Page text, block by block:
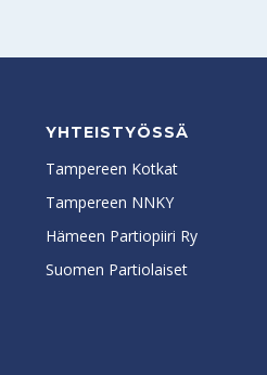
YHTEISTYÖSSÄ
Tampereen Kotkat
Tampereen NNKY
Hämeen Partiopiiri Ry
Suomen Partiolaiset